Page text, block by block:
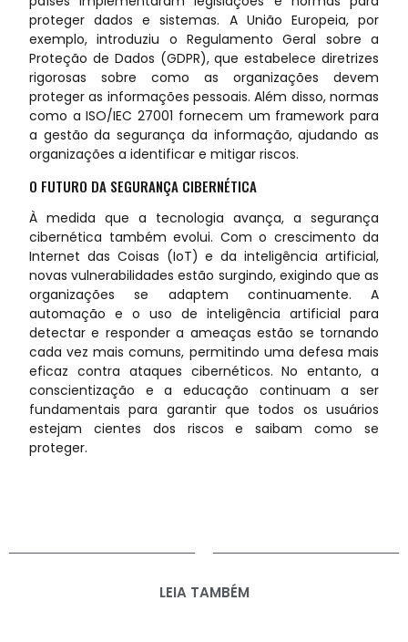
proteger dados e sistemas. A União Europeia, por
exemplo, introduziu o Regulamento Geral sobre a
Proteção de Dados (GDPR), que estabelece diretrizes
rigorosas sobre como as organizações devem
proteger as informações pessoais. Além disso, normas
como a ISO/IEC 27001 fornecem um framework para
a gestão da segurança da informação, ajudando as
organizações a identificar e mitigar riscos.
O FUTURO DA SEGURANÇA CIBERNÉTICA
À medida que a tecnologia avança, a segurança
cibernética também evolui. Com o crescimento da
Internet das Coisas (IoT) e da inteligência artificial,
novas vulnerabilidades estão surgindo, exigindo que as
organizações se adaptem continuamente. A
automação e o uso de inteligência artificial para
detectar e responder a ameaças estão se tornando
cada vez mais comuns, permitindo uma defesa mais
eficaz contra ataques cibernéticos. No entanto, a
conscientização e a educação continuam a ser
fundamentais para garantir que todos os usuários
estejam cientes dos riscos e saibam como se
proteger.
LEIA TAMBÉM